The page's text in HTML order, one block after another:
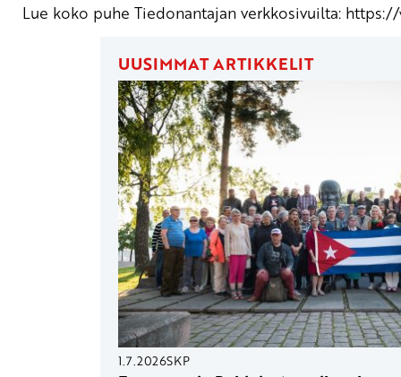
Lue koko puhe Tiedonantajan verkkosivuilta:
UUSIMMAT ARTIKKELIT
1.7.2026SKP